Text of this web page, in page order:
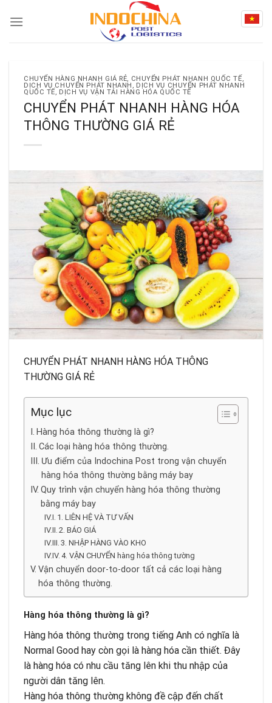
CHUYỂN HÀNG NHANH GIÁ RẺ, CHUYỂN PHÁT NHANH QUỐC TẾ,
DỊCH VỤ CHUYỂN PHÁT NHANH , DỊCH VỤ CHUYỂN PHÁT NHANH
QUỐC TẾ, DỊCH VỤ VẬN TẢI HÀNG HÓA QUỐC TẾ
CHUYỂN PHÁT NHANH HÀNG HÓA
THÔNG THƯỜNG GIÁ RẺ
CHUYỂN PHÁT NHANH HÀNG HÓA THÔNG
THƯỜNG GIÁ RẺ
Mục lục
Hàng hóa thông thường là gì?
Các loại hàng hóa thông thường.
Ưu điểm của Indochina Post trong vận chuyển
hàng hóa thông thường bằng máy bay
Quy trình vận chuyển hàng hóa thông thường
bằng máy bay
1. LIÊN HỆ VÀ TƯ VẤN
2. BÁO GIÁ
3. NHẬP HÀNG VÀO KHO
4. VẬN CHUYỂN hàng hóa thông tường
Vận chuyển door-to-door tất cả các loại hàng
hóa thông thường.
Hàng hóa thông thường là gì?
Hàng hóa thông thường trong tiếng Anh có nghĩa là
Normal Good hay còn gọi là hàng hóa cần thiết. Đây
là hàng hóa có nhu cầu tăng lên khi thu nhập của
người dân tăng lên.
Hàng hóa thông thường không đề cập đến chất